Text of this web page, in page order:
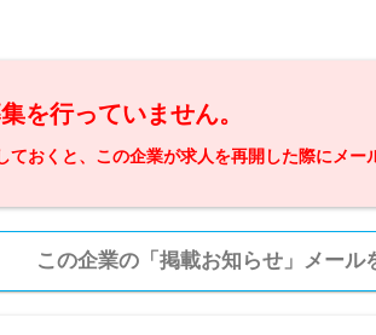
を行っていません。
ておくと、この企業が求人を再開した際にメー
この企業の「掲載お知らせ」メール